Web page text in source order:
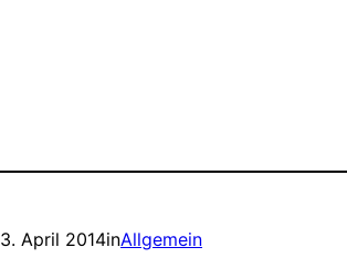
3. April 2014inAllgemein